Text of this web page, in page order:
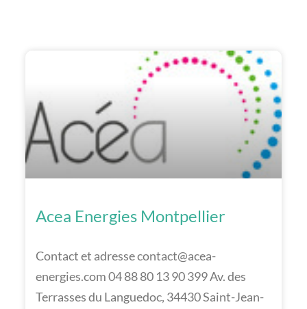
Acea Energies Montpellier
Contact et adresse contact@acea-
energies.com 04 88 80 13 90 399 Av. des
Terrasses du Languedoc, 34430 Saint-Jean-